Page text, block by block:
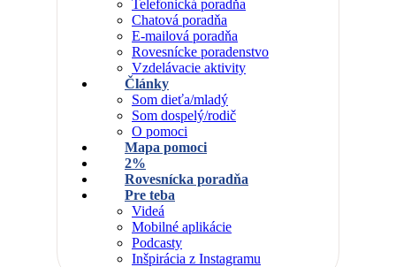
Telefonická poradňa
Chatová poradňa
E-mailová poradňa
Rovesnícke poradenstvo
Vzdelávacie aktivity
Články
Som dieťa/mladý
Som dospelý/rodič
O pomoci
Mapa pomoci
2%
Rovesnícka poradňa
Pre teba
Videá
Mobilné aplikácie
Podcasty
Inšpirácia z Instagramu